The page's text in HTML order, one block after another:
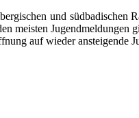
und
meisten
auf wieder